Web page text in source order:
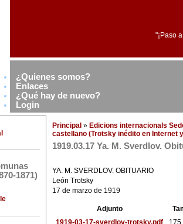
"¡Paso
¿Quienes somos?
Enlaces
¿Qué hay de nuevo?
Login
1871)
Principal » Edicions internacionals
castellano (Trotsky inédito en Internet
1919.03.17 Ya. M. Sverdlov.
YA. M. SVERDLOV. OBITUARIO
León Trotsky
17 de marzo de 1919
Adjunto
1919-03-17-sverdlov-trotsky.pdf